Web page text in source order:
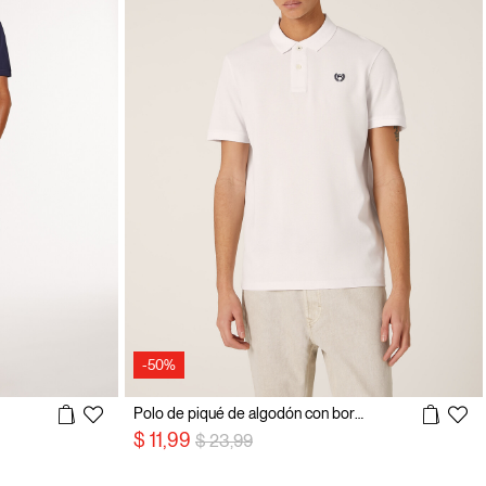
-50%
$ 11,99 precio rebajado desde
$ 23,99a